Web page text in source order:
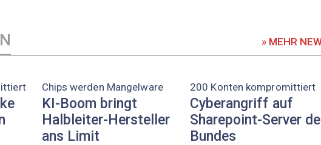
» MEHR
Chips werden Mangelware
KI-Boom bringt
Halbleiter-Hersteller
ans Limit
200 Konten kompromittiert
Cyberangriff auf
Sharepoint-Server
Bundes